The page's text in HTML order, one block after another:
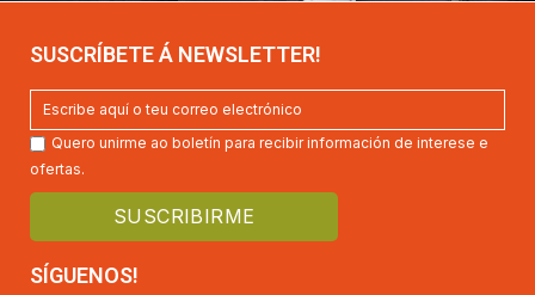
SUSCRÍBETE Á NEWSLETTER!
Quero unirme ao boletín para recibir información de interese e
ofertas.
SÍGUENOS!